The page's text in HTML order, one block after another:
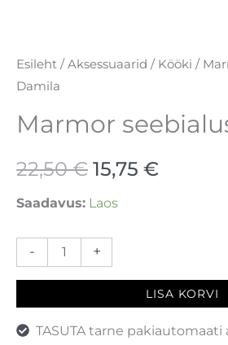
Esileht / Aksessuaarid / Kööki /
Damila
Marmor
22,50€ 15,75 €
Saadavus: Laos
- +
LISA KORVI
TASUTA tarne